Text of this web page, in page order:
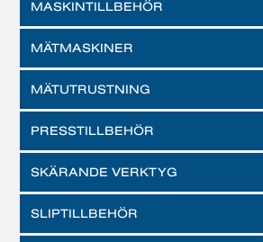
MASKINTILLBEHÖR
MÄTMASKINER
MÄTUTRUSTNING
PRESSTILLBEHÖR
SKÄRANDE VERKTYG
SLIPTILLBEHÖR